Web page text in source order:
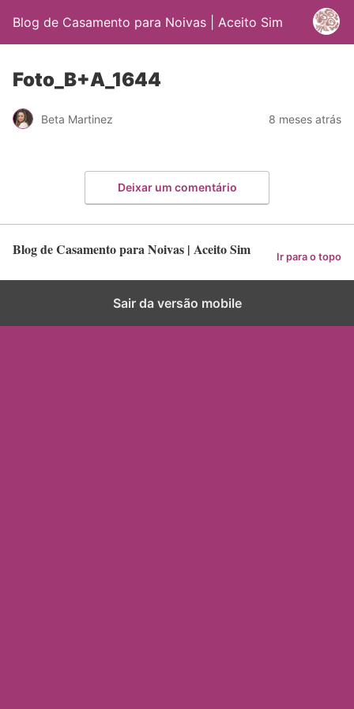
Blog de Casamento para Noivas | Aceito Sim
Foto_B+A_1644
Beta Martinez 8 meses atrás
Deixar um comentário
Blog de Casamento para Noivas | Aceito Sim Ir para o topo
Sair da versão mobile